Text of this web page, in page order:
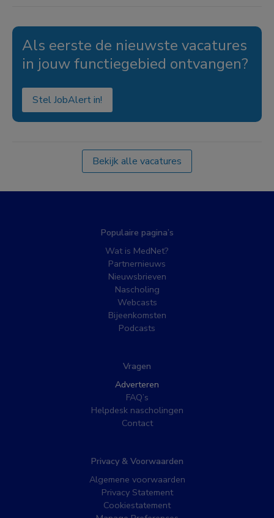
Als eerste de nieuwste vacatures
in jouw functiegebied ontvangen?
Stel JobAlert in!
Bekijk alle vacatures
Populaire pagina’s
Wat is MedNet?
Partnernieuws
Nieuwsbrieven
Nascholing
Webcasts
Bijeenkomsten
Podcasts
Vragen
Adverteren
FAQ’s
Helpdesk nascholingen
Contact
Privacy & Voorwaarden
Algemene voorwaarden
Privacy Statement
Cookiestatement